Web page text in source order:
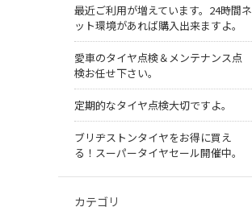
最近ご利用が増えています。24時間ネ
ット環境があれば購入出来ますよ。
愛車のタイヤ点検＆メンテナンス点
検お任せ下さい。
定期的なタイヤ点検大切ですよ。
ブリヂストンタイヤをお得に買え
る！スーパータイヤセール開催中。
カテゴリ